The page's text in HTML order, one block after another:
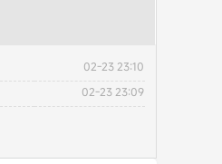
02-23 23:10
02-23 23:09